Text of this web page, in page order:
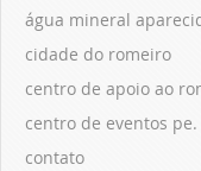
água mineral
cidade do romeiro
centro de apoio ao
centro de eventos
contato